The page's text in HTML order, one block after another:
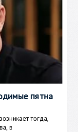
пятна
тогда,
в